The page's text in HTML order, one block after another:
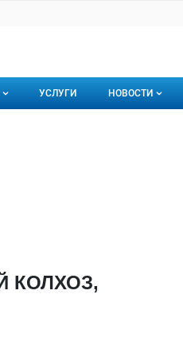
УСЛУГИ НОВОСТИ
КОЛХОЗ,